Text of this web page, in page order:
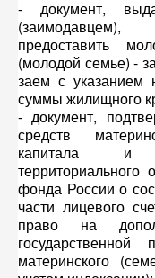
- документ,
предоставить
(молодой семье) -
заем с указанием
суммы жилищного
- документ,
средств
капитала
территориального
фонда России о
части лицевого
право на
государственной
материнского